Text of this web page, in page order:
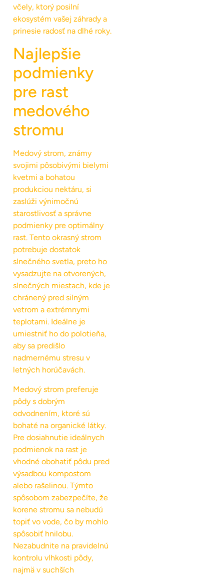
včely, ktorý posilní
ekosystém vašej záhrady a
prinesie radosť na dlhé roky.
Najlepšie
podmienky
pre rast
medového
stromu
Medový strom, známy
svojimi pôsobivými bielymi
kvetmi a bohatou
produkciou nektáru, si
zaslúži výnimočnú
starostlivosť a správne
podmienky pre optimálny
rast. Tento okrasný strom
potrebuje dostatok
slnečného svetla, preto ho
vysadzujte na otvorených,
slnečných miestach, kde je
chránený pred silným
vetrom a extrémnymi
teplotami. Ideálne je
umiestniť ho do polotieňa,
aby sa predišlo
nadmernému stresu v
letných horúčavách.
Medový strom preferuje
pôdy s dobrým
odvodnením, ktoré sú
bohaté na organické látky.
Pre dosiahnutie ideálnych
podmienok na rast je
vhodné obohatiť pôdu pred
výsadbou kompostom
alebo rašelinou. Týmto
spôsobom zabezpečíte, že
korene stromu sa nebudú
topiť vo vode, čo by mohlo
spôsobiť hnilobu.
Nezabudnite na pravidelnú
kontrolu vlhkosti pôdy,
najmä v suchších